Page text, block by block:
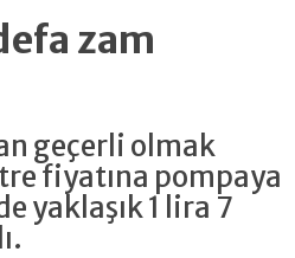
zam
geçerli olmak
fiyatına pompaya
yaklaşık 1 lira 7